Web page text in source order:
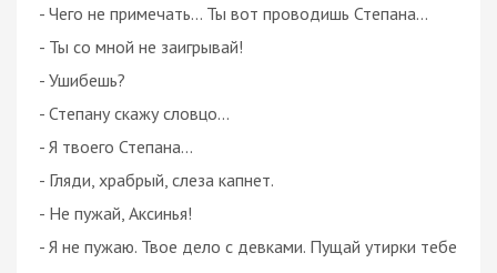
- Чего не примечать... Ты вот проводишь Степана...
- Ты со мной не заигрывай!
- Ушибешь?
- Степану скажу словцо...
- Я твоего Степана...
- Гляди, храбрый, слеза капнет.
- Не пужай, Аксинья!
- Я не пужаю. Твое дело с девками. Пущай утирки тебе